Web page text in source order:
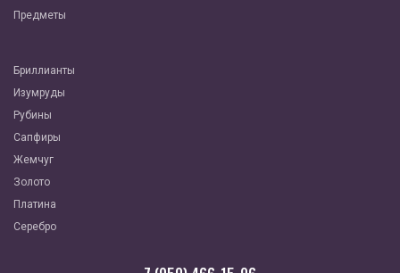
Предметы
Бриллианты
Изумруды
Рубины
Сапфиры
Жемчуг
Золото
Платина
Серебро